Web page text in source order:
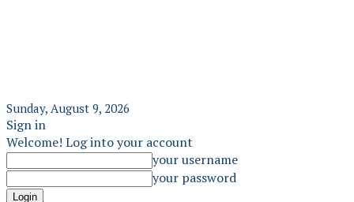
Sunday, August 9, 2026
Sign in
Welcome! Log into your account
your username
your password